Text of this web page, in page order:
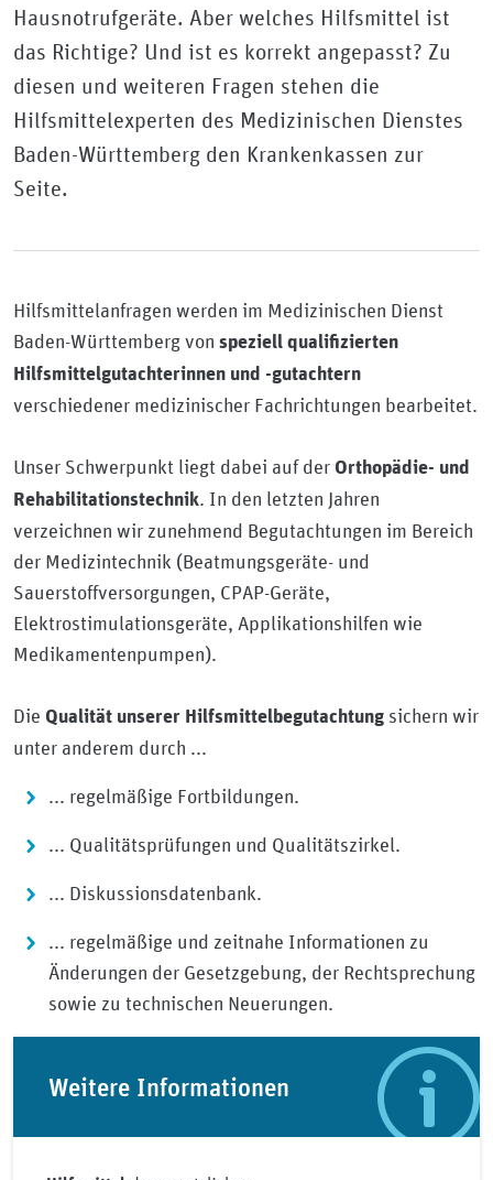
Hausnotrufgeräte. Aber welches Hilfsmittel ist
das Richtige? Und ist es korrekt angepasst? Zu
diesen und weiteren Fragen stehen die
Hilfsmittelexperten des Medizinischen Dienstes
Baden-Württemberg den Krankenkassen zur
Seite.
Hilfsmittelanfragen werden im Medizinischen Dienst
Baden-Württemberg von speziell qualifizierten
Hilfsmittelgutachterinnen und -gutachtern
verschiedener medizinischer Fachrichtungen bearbeitet.
Unser Schwerpunkt liegt dabei auf der Orthopädie- und
Rehabilitationstechnik. In den letzten Jahren
verzeichnen wir zunehmend Begutachtungen im Bereich
der Medizintechnik (Beatmungsgeräte- und
Sauerstoffversorgungen, CPAP-Geräte,
Elektrostimulationsgeräte, Applikationshilfen wie
Medikamentenpumpen).
Die Qualität unserer Hilfsmittelbegutachtung sichern wir
unter anderem durch ...
... regelmäßige Fortbildungen.
... Qualitätsprüfungen und Qualitätszirkel.
... Diskussionsdatenbank.
... regelmäßige und zeitnahe Informationen zu
Änderungen der Gesetzgebung, der Rechtsprechung
sowie zu technischen Neuerungen.
Weitere Informationen